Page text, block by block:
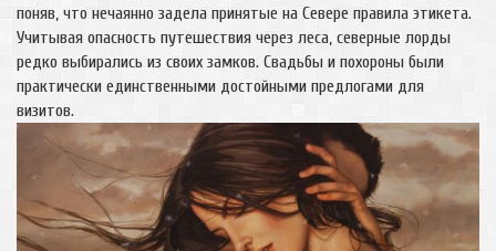
поняв, что нечаянно задела принятые на Севере правила этикета.
Учитывая опасность путешествия через леса, северные лорды
редко выбирались из своих замков. Свадьбы и похороны были
практически единственными достойными предлогами для
визитов.